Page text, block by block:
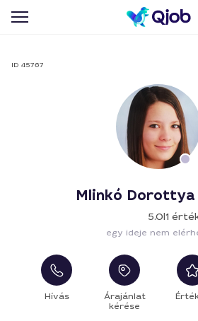
ID 45767
Mlinkó
5.0|1
egy ideje nem
Hívás
Árajánlat
kérése